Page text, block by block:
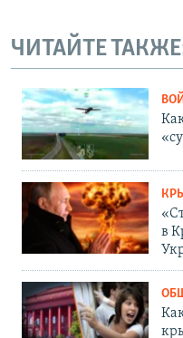
ЧИТАЙТЕ
в